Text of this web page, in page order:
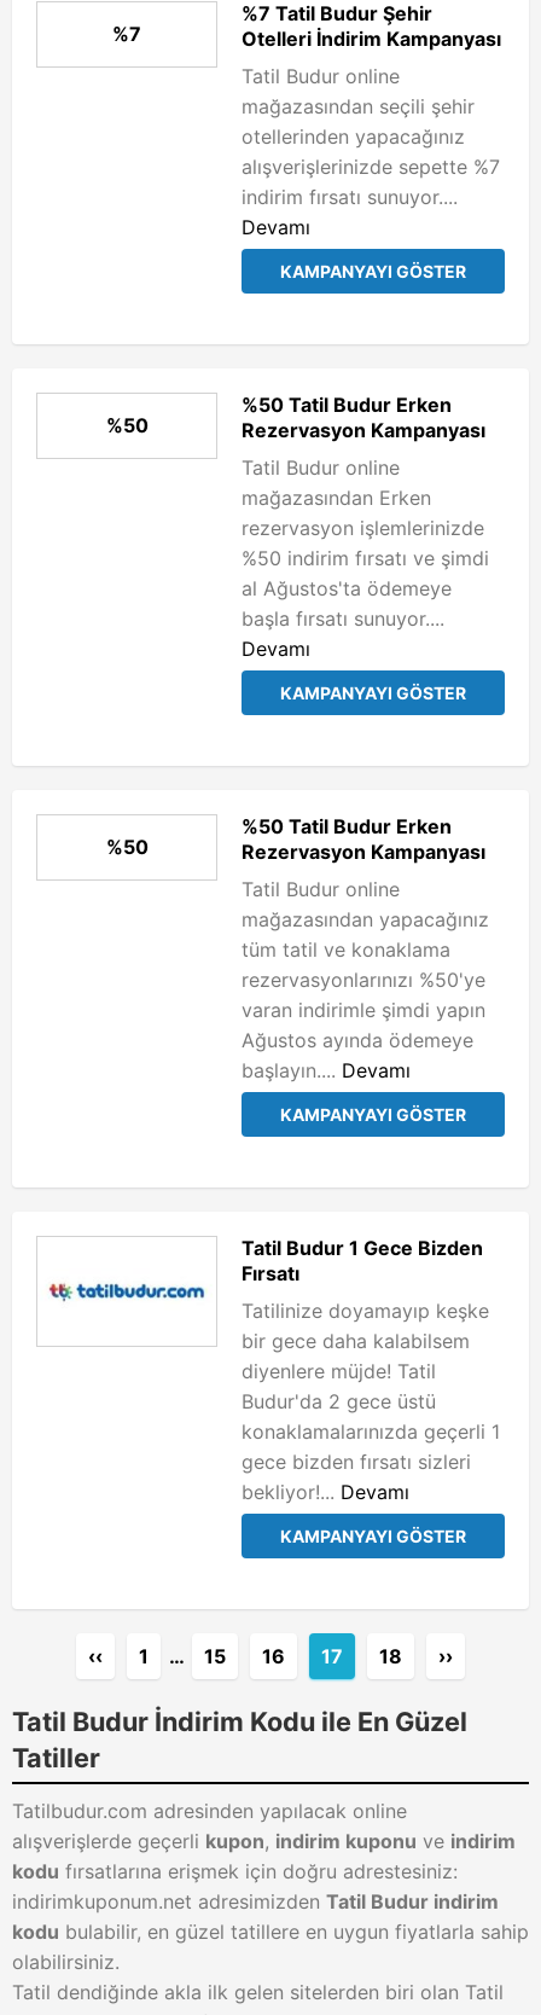
%7
%7 Tatil Budur Şehir
Otelleri İndirim Kampanyası
Tatil Budur online
mağazasından seçili şehir
otellerinden yapacağınız
alışverişlerinizde sepette %7
indirim fırsatı sunuyor....
Devamı
KAMPANYAYI GÖSTER
%50
%50 Tatil Budur Erken
Rezervasyon Kampanyası
Tatil Budur online
mağazasından Erken
rezervasyon işlemlerinizde
%50 indirim fırsatı ve şimdi
al Ağustos'ta ödemeye
başla fırsatı sunuyor....
Devamı
KAMPANYAYI GÖSTER
%50
%50 Tatil Budur Erken
Rezervasyon Kampanyası
Tatil Budur online
mağazasından yapacağınız
tüm tatil ve konaklama
rezervasyonlarınızı %50'ye
varan indirimle şimdi yapın
Ağustos ayında ödemeye
başlayın.... Devamı
KAMPANYAYI GÖSTER
Tatil Budur 1 Gece Bizden
Fırsatı
Tatilinize doyamayıp keşke
bir gece daha kalabilsem
diyenlere müjde! Tatil
Budur'da 2 gece üstü
konaklamalarınızda geçerli 1
gece bizden fırsatı sizleri
bekliyor!... Devamı
KAMPANYAYI GÖSTER
‹‹ 1 … 15 16 17 18 ››
Tatil Budur İndirim Kodu ile En Güzel
Tatiller
Tatilbudur.com adresinden yapılacak online
alışverişlerde geçerli kupon, indirim kuponu ve indirim
kodu fırsatlarına erişmek için doğru adrestesiniz:
indirimkuponum.net adresimizden Tatil Budur indirim
kodu bulabilir, en güzel tatillere en uygun fiyatlarla sahip
olabilirsiniz.
Tatil dendiğinde akla ilk gelen sitelerden biri olan Tatil